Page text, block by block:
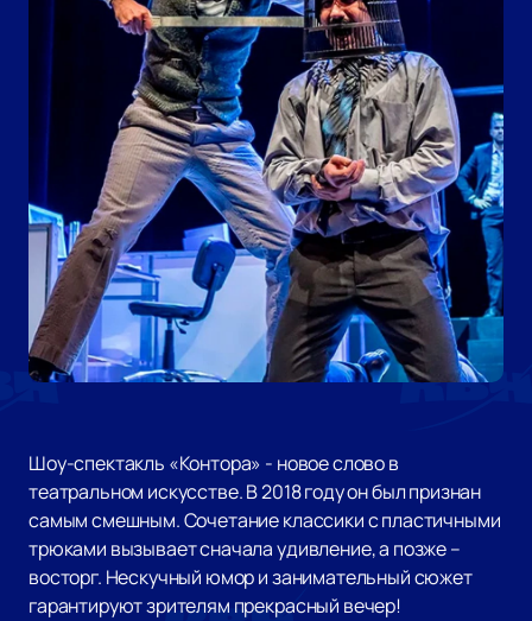
Шоу-спектакль «Контора» - новое слово в
театральном искусстве. В 2018 году он был признан
самым смешным. Сочетание классики с пластичными
трюками вызывает сначала удивление, а позже –
восторг. Нескучный юмор и занимательный сюжет
гарантируют зрителям прекрасный вечер!